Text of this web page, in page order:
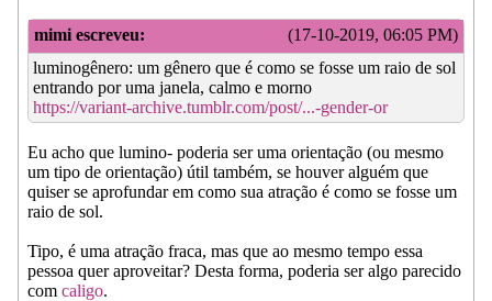
(17-10-2019, 06:05 PM)
mimi escreveu:
luminogênero: um gênero que é como se fosse um raio de sol
entrando por uma janela, calmo e morno
https://variant-archive.tumblr.com/post/...-gender-or
Eu acho que lumino- poderia ser uma orientação (ou mesmo
um tipo de orientação) útil também, se houver alguém que
quiser se aprofundar em como sua atração é como se fosse um
raio de sol.
Tipo, é uma atração fraca, mas que ao mesmo tempo essa
pessoa quer aproveitar? Desta forma, poderia ser algo parecido
com caligo.